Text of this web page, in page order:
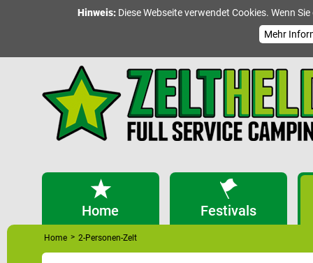
Hinweis: Diese Webseite verwendet Cookies. Wenn
Mehr
Home Festivals
Home > 2-Personen-Zelt